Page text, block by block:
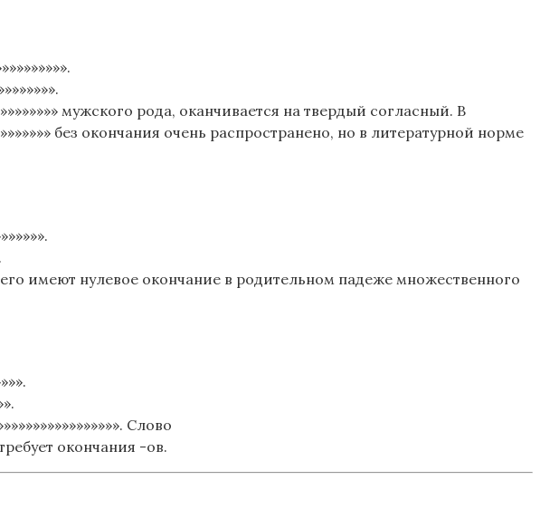
мужского рода, оканчивается на твердый согласный. В
без окончания очень распространено, но в литературной норме
имеют нулевое окончание в родительном падеже множественного
Слово
требует окончания -ов.